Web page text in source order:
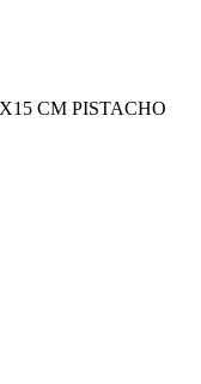
CM PISTACHO